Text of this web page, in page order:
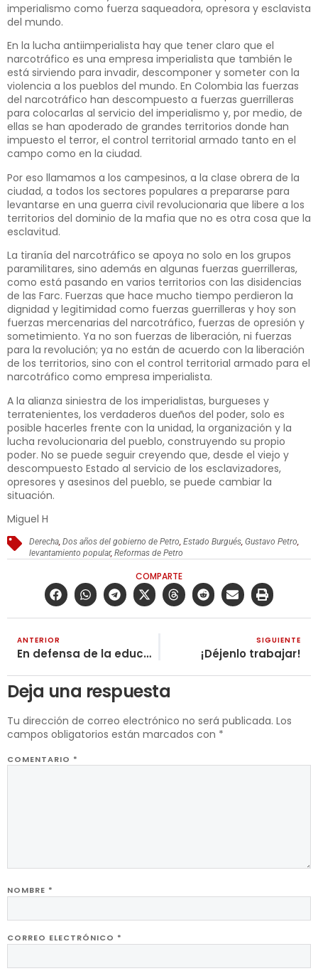
imperialismo como fuerza saqueadora, opresora y esclavista
del mundo.
En la lucha antiimperialista hay que tener claro que el
narcotráfico es una empresa imperialista que también le
está sirviendo para invadir, descomponer y someter con la
violencia a los pueblos del mundo. En Colombia las fuerzas
del narcotráfico han descompuesto a fuerzas guerrilleras
para colocarlas al servicio del imperialismo y, por medio, de
ellas se han apoderado de grandes territorios donde han
impuesto el terror, el control territorial armado tanto en el
campo como en la ciudad.
Por eso llamamos a los campesinos, a la clase obrera de la
ciudad, a todos los sectores populares a prepararse para
levantarse en una guerra civil revolucionaria que libere a los
territorios del dominio de la mafia que no es otra cosa que la
esclavitud.
La tiranía del narcotráfico se apoya no solo en los grupos
paramilitares, sino además en algunas fuerzas guerrilleras,
como está pasando en varios territorios con las disidencias
de las Farc. Fuerzas que hace mucho tiempo perdieron la
dignidad y legitimidad como fuerzas guerrilleras y hoy son
fuerzas mercenarias del narcotráfico, fuerzas de opresión y
sometimiento. Ya no son fuerzas de liberación, ni fuerzas
para la revolución; ya no están de acuerdo con la liberación
de los territorios, sino con el control territorial armado para el
narcotráfico como empresa imperialista.
A la alianza siniestra de los imperialistas, burgueses y
terratenientes, los verdaderos dueños del poder, solo es
posible hacerles frente con la unidad, la organización y la
lucha revolucionaria del pueblo, construyendo su propio
poder. No se puede seguir creyendo que, desde el viejo y
descompuesto Estado al servicio de los esclavizadores,
opresores y asesinos del pueblo, se puede cambiar la
situación.
Miguel H
Derecha,Dos años del gobierno de Petro,Estado Burgués,Gustavo Petro,
levantamiento popular,Reformas de Petro
COMPARTE
ANTERIOR
En defensa de la educación pública: desenmascarando las maniobras del Estado burgués
SIGUIENTE
¡Déjenlo trabajar!
Deja una respuesta
Tu dirección de correo electrónico no será publicada. Los
campos obligatorios están marcados con *
COMENTARIO *
NOMBRE *
CORREO ELECTRÓNICO *